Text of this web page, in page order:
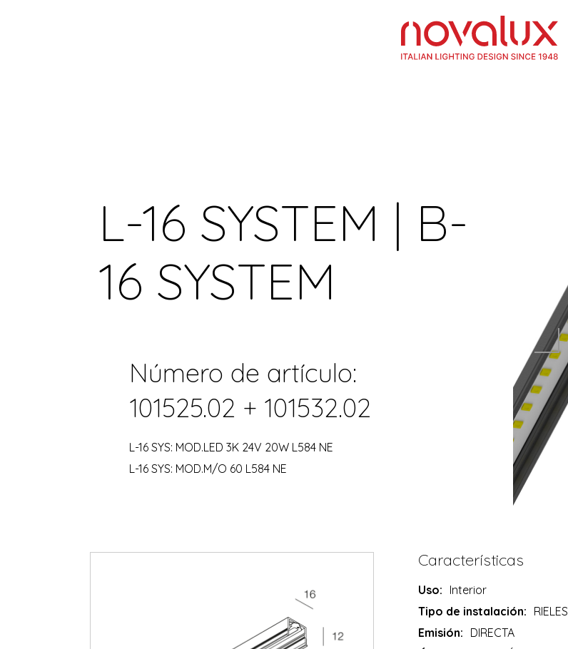
L-16 SYSTEM | B-
16 SYSTEM
Número de artículo:
101525.02 + 101532.02
L-16 SYS: MOD.LED 3K 24V 20W L584 NE
L-16 SYS: MOD.M/O 60 L584 NE
Características
Uso: Interior
Tipo de instalación: RIELES
Emisión: DIRECTA